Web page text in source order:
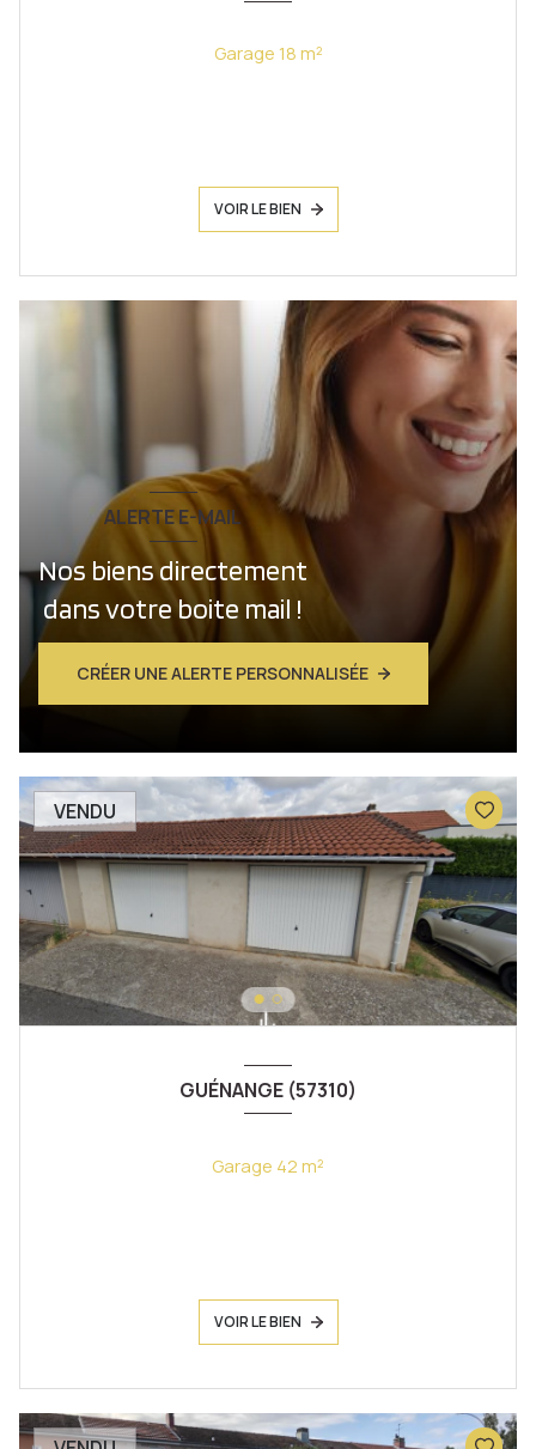
Garage 18 m²
VOIR LE BIEN
ALERTE E-MAIL
Nos biens directement
dans votre boite mail !
CRÉER UNE ALERTE PERSONNALISÉE
VENDU
GUÉNANGE (57310)
Garage 42 m²
VOIR LE BIEN